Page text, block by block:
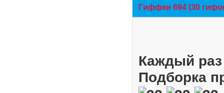
Гиффки 694 (30
Каждый
Подборка